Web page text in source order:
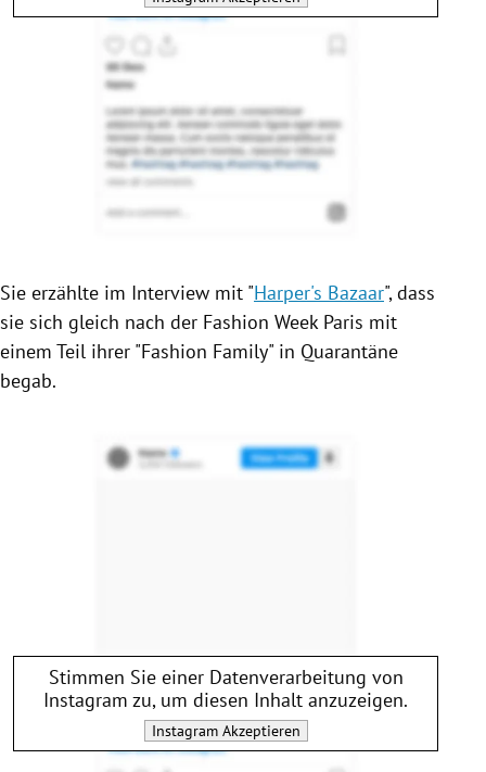
Sie erzählte im Interview mit "Harper's Bazaar", dass
sie sich gleich nach der Fashion Week Paris mit
einem Teil ihrer "Fashion Family" in Quarantäne
begab.
Stimmen Sie einer Datenverarbeitung von
Instagram zu, um diesen Inhalt anzuzeigen.
InstagramAkzeptieren